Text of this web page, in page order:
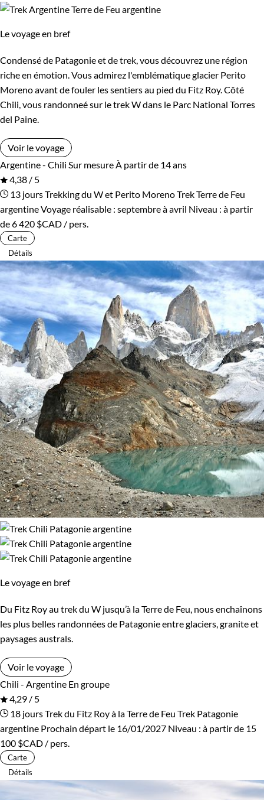
Le voyage en bref
Condensé de Patagonie et de trek, vous découvrez une région
riche en émotion. Vous admirez l'emblématique glacier Perito
Moreno avant de fouler les sentiers au pied du Fitz Roy. Côté
Chili, vous randonneé sur le trek W dans le Parc National Torres
del Paine.
Voir le voyage
Argentine - Chili Sur mesure À partir de 14 ans
4,38 / 5
13 joursTrekking du W et Perito MorenoTrek Terre de Feu
argentineVoyage réalisable : septembre à avril Niveau : à partir
de6 420 $CAD / pers.
Carte
Détails
Le voyage en bref
Du Fitz Roy au trek du W jusqu’à la Terre de Feu, nous enchaînons
les plus belles randonnées de Patagonie entre glaciers, granite et
paysages australs.
Voir le voyage
Chili - Argentine En groupe
4,29 / 5
18 joursTrek du Fitz Roy à la Terre de Feu Trek Patagonie
argentine Prochain départ le 16/01/2027 Niveau : à partir de 15
100 $CAD / pers.
Carte
Détails